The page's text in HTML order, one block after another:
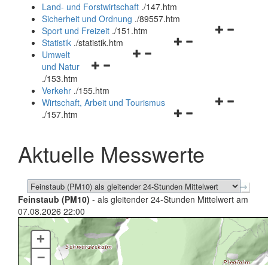
und
schließen
Land- und Forstwirtschaft ./147.htm
Sicherheit und Ordnung ./89557.htm
Navigationsmenü
Sport und Freizeit ./151.htm
Navigationsmenü
Statistik ./statistik.htm
Navigationsmenü
und
schließen
Umwelt
und Natur
./153.htm
Verkehr ./155.htm
Navigationsmenü
schließen
Wirtschaft, Arbeit und Tourismus
./157.htm
Aktuelle Messwerte
Feinstaub (PM10) - als gleitender 24-Stunden Mittelwert am
07.08.2026 22:00
+
–